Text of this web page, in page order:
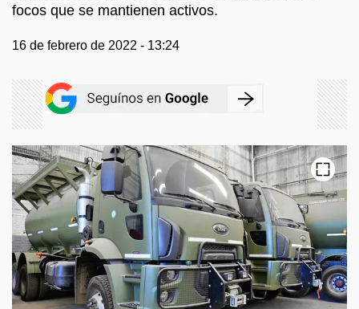
focos que se mantienen activos.
16 de febrero de 2022 - 13:24